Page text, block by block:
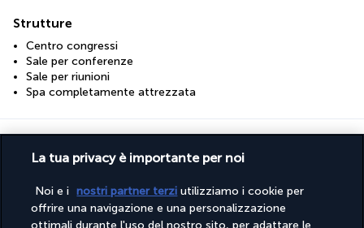
Strutture
Centro congressi
Sale per conferenze
Sale per riunioni
Spa completamente attrezzata
Informazioni utili
La tua privacy è importante per noi
Noi e i nostri partner terzi utilizziamo i cookie per
offrire una navigazione e una personalizzazione
ottimali durante l'uso del nostro sito, per adattare le